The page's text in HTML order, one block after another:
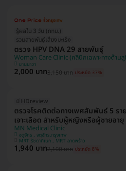
รู้ผลใน 3 วัน (กทม.)
รวมสายพันธุ์เสี่ยงมะเร็ง
ตรวจ HPV DNA 29 สายพันธุ์
Woman Care Clinic (คลินิกเฉพาะทางด้านสู
ยานนาวา
2,000 บาท3,150 บาท ประหยัด 37%
มี HDreview
ตรวจโรคติดต่อทางเพศสัมพันธ์ 5 รา
เจาะเลือด สำหรับผู้หญิงหรือผู้ชายอา
MN Medical Clinic
จตุจักร , จตุจักร,กรุงเทพ
MRT รัชดาภิเษก , MRT ลาดพร้าว
1,940 บาท2,100 บาท ประหยัด 8%